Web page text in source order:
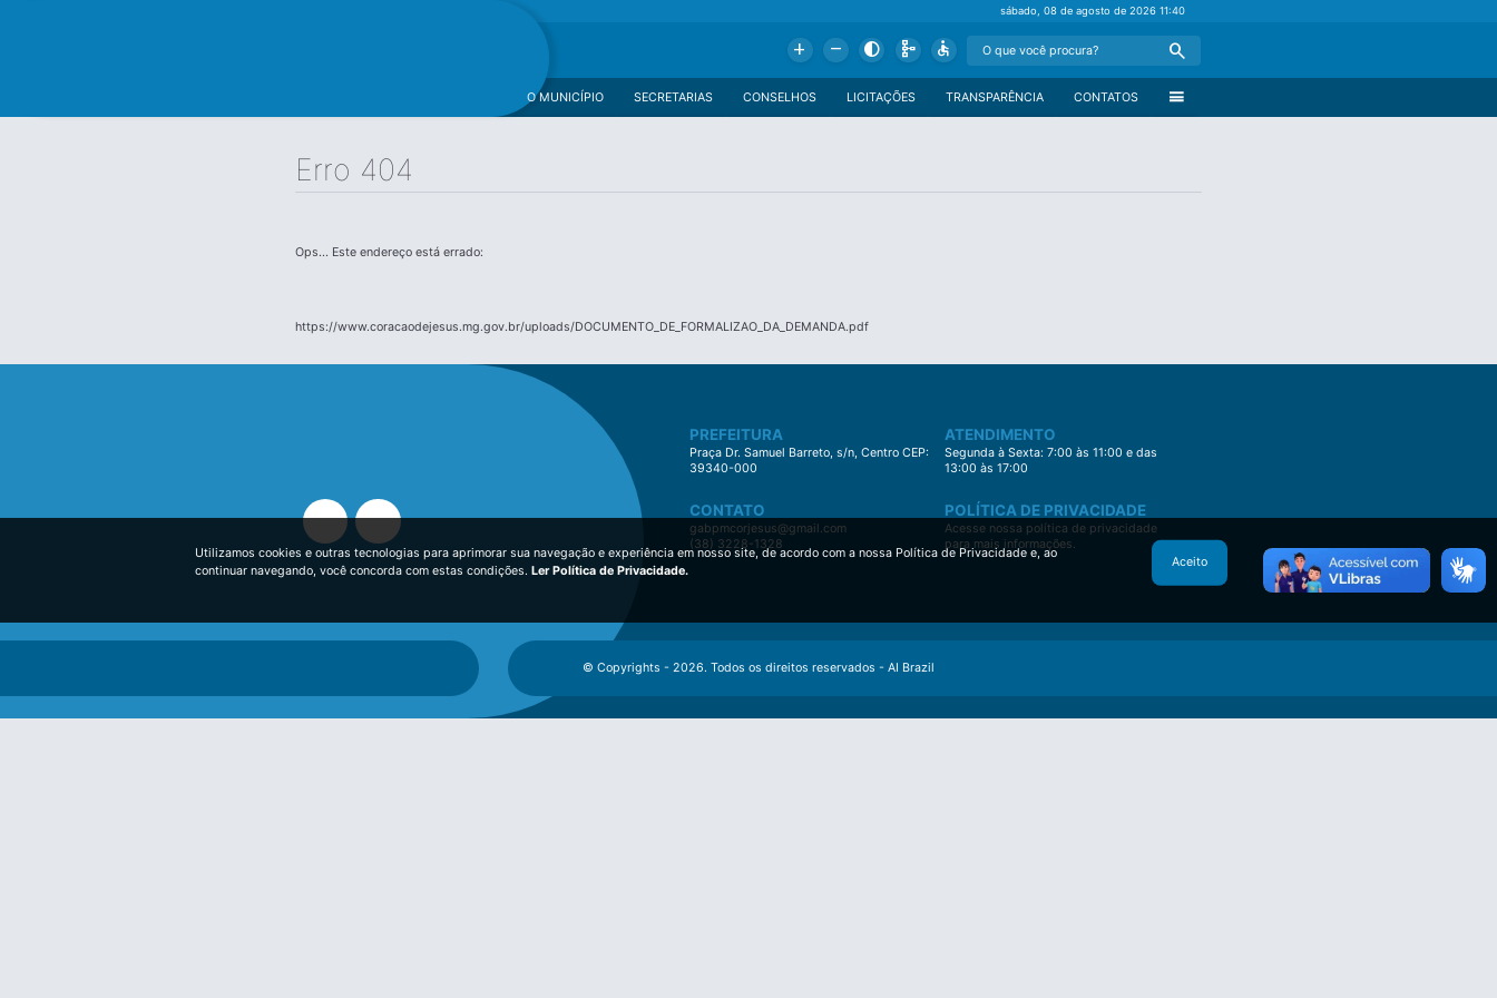
sábado, 08 de agosto de 202611:40
Add Remove Contrast Schema Accessible Search
menu
CONTATOS
TRANSPARÊNCIA
LICITAÇÕES
CONSELHOS
SECRETARIAS
O MUNICÍPIO
Erro 404
Ops... Este endereço está errado:
https://www.coracaodejesus.mg.gov.br/uploads/DOCUMENTO_DE_FORMALIZAO_DA_DEMANDA.pdf
PREFEITURA
Praça Dr. Samuel Barreto, s/n, Centro CEP:
39340-000
ATENDIMENTO
Segunda à Sexta: 7:00 às 11:00 e das
13:00 às 17:00
CONTATO
gabpmcorjesus@gmail.com
(38) 3228-1328
POLÍTICA DE PRIVACIDADE
Acesse nossa política de privacidade
para mais informações.
© Copyrights - 2026. Todos os direitos reservados - AI Brazil
Utilizamos cookies e outras tecnologias para aprimorar sua navegação e experiência em nosso site, de acordo com a nossa Política de Privacidade e, ao
continuar navegando, você concorda com estas condições. Ler Política de Privacidade.
Aceito